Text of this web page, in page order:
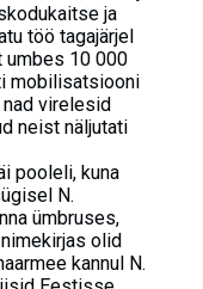
ja
töö tagajärjel
umbes 10 000
mobilisatsiooni
nad virelesid
neist näljutati
pooleli, kuna
N.
ümbruses,
olid
kannul N.